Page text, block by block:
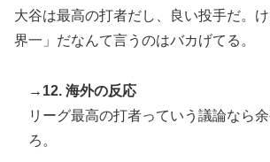
大谷は最高の打者だし、良い投手だ。
界一」だなんて言うのはバカげてる。
→12. 海外の反応
リーグ最高の打者っていう議論なら
ろ。